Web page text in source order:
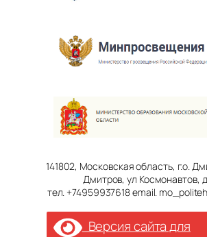
141802, Московская область, г.о.
Дмитров, ул Космонавтов,
тел. +74959937618 email.
Версия сайта для